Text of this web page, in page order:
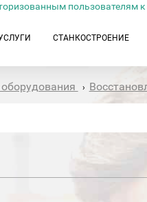
пользователям
СТАНКОСТРОЕНИЕ
›